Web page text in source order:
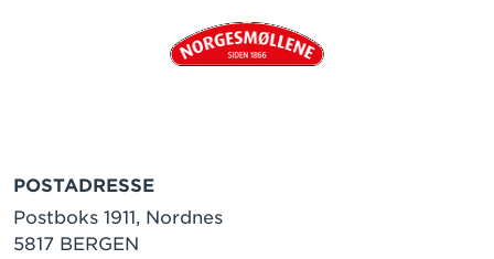
POSTADRESSE
Postboks 1911, Nordnes
5817 BERGEN